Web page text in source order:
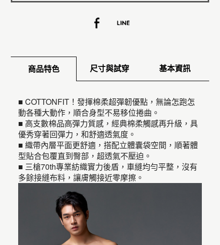
商品特色 尺寸與試穿 基本資訊
■ COTTONFIT！發揮棉柔超彈韌優點，無論怎跑怎
動各種大動作，順合身型不易移位捲曲。
■ 高支數棉品高彈力質感，經典棉柔觸感再升級，具
優秀穿著回彈力，和舒適透氣度。
■ 織帶內層平面更舒適，搭配立體囊袋空間，順著體
型貼合包覆直到臀部，超透氣不壓迫。
■ 三槍70th專業紡織實力後盾，車縫均勻平整，沒有
多餘接縫布料，讓膚觸接近零摩擦。